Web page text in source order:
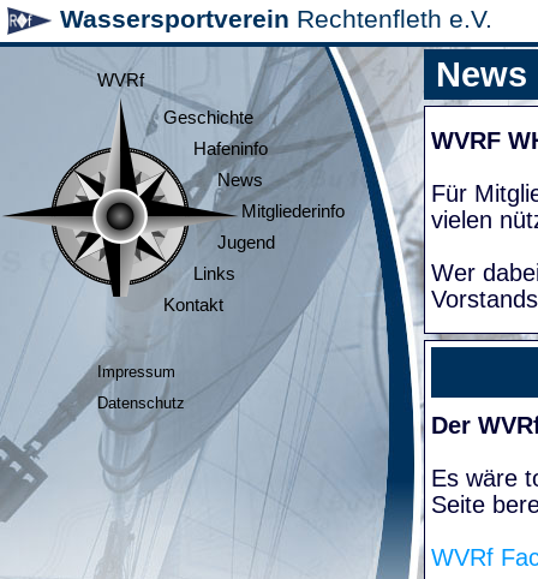
Wassersportverein Rechtenfleth e.V.
WVRf
Geschichte
Hafeninfo
News
Mitgliederinfo
Jugend
Links
Kontakt
Impressum
Datenschutz
News
WVRF
Für
vielen
Wer
Der
Es wäre
Seite
WVRf